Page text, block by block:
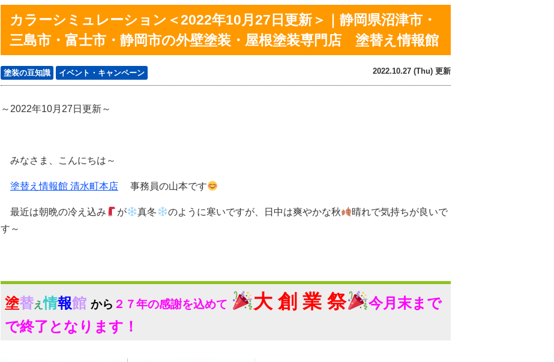
カラーシミュレーション＜2022年10月27日更新＞｜静岡県沼津市・
三島市・富士市・静岡市の外壁塗装・屋根塗装専門店 塗替え情報館
塗装の豆知識 イベント・キャンペーン 2022.10.27 (Thu) 更新
～2022年10月27日更新～
みなさま、こんにちは～
塗替え情報館 清水町本店 事務員の山本です
最近は朝晩の冷え込み が 真冬 のように寒いですが、日中は爽やかな秋
晴れで気持ちが良いで
す～
塗替え情報館 から ２７年の感謝を込めて 大 創 業 祭 今月末まで
で終了となります！